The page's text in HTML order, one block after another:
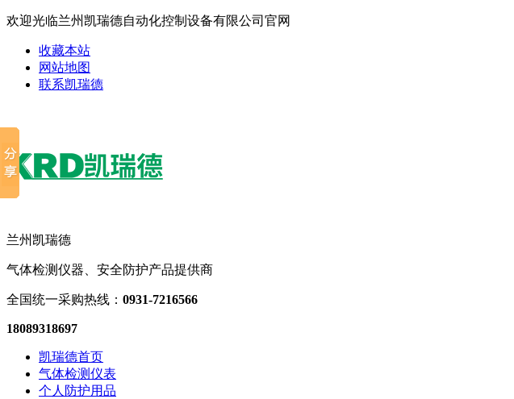
欢迎光临兰州凯瑞德自动化控制设备有限公司官网
收藏本站
网站地图
联系凯瑞德
兰州凯瑞德
气体检测仪器、安全防护产品提供商
全国统一采购热线： 0931-7216566
18089318697
凯瑞德首页
气体检测仪表
个人防护用品